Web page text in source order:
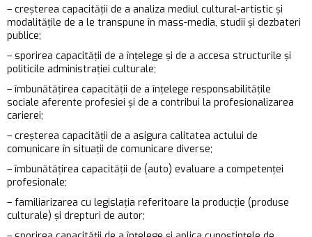
– creşterea capacităţii de a analiza mediul cultural-artistic şi
modalităţile de a le transpune în mass-media, studii şi dezbateri
publice;
– sporirea capacităţii de a înţelege şi de a accesa structurile şi
politicile administrației culturale;
– îmbunătăţirea capacităţii de a înţelege responsabilităţile
sociale aferente profesiei şi de a contribui la profesionalizarea
carierei;
– creşterea capacităţii de a asigura calitatea actului de
comunicare în situaţii de comunicare diverse;
– îmbunătăţirea capacităţii de (auto) evaluare a competenţei
profesionale;
– familiarizarea cu legislația referitoare la producție (produse
culturale) și drepturi de autor;